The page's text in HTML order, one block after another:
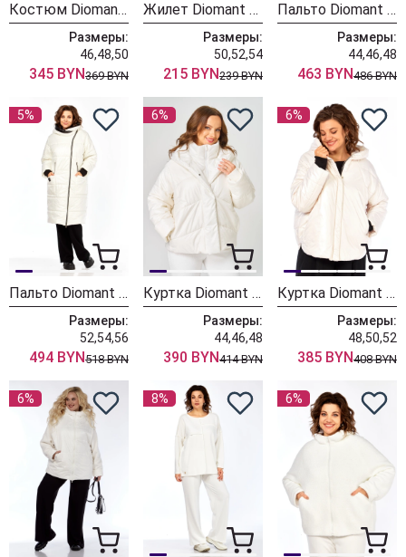
Костюм Diomant 2145 молочный
Размеры:
46,48,50
345 BYN369 BYN
Жилет Diomant 2136 белый
Размеры:
50,52,54
215 BYN239 BYN
Пальто Diomant 2128
Размеры:
44,46,48
463 BYN486 BYN
5%
Пальто Diomant 2129
Размеры:
52,54,56
494 BYN518 BYN
6%
Куртка Diomant 2125 молочный
Размеры:
44,46,48
390 BYN414 BYN
6%
Куртка Diomant 2123 экри
Размеры:
48,50,52
385 BYN408 BYN
6% 8% 6%